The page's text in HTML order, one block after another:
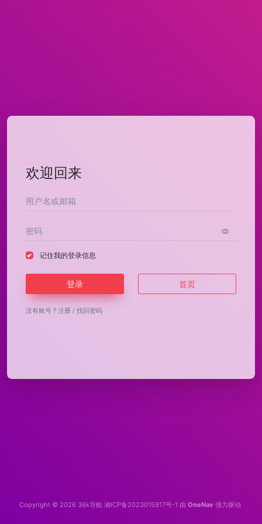
欢迎回来
记住我的登录信息
登录 首页
没有账号？ 注册 / 找回密码
Copyright © 2026 36k导航 湘ICP备2023015917号-1 由 OneNav 强力驱动